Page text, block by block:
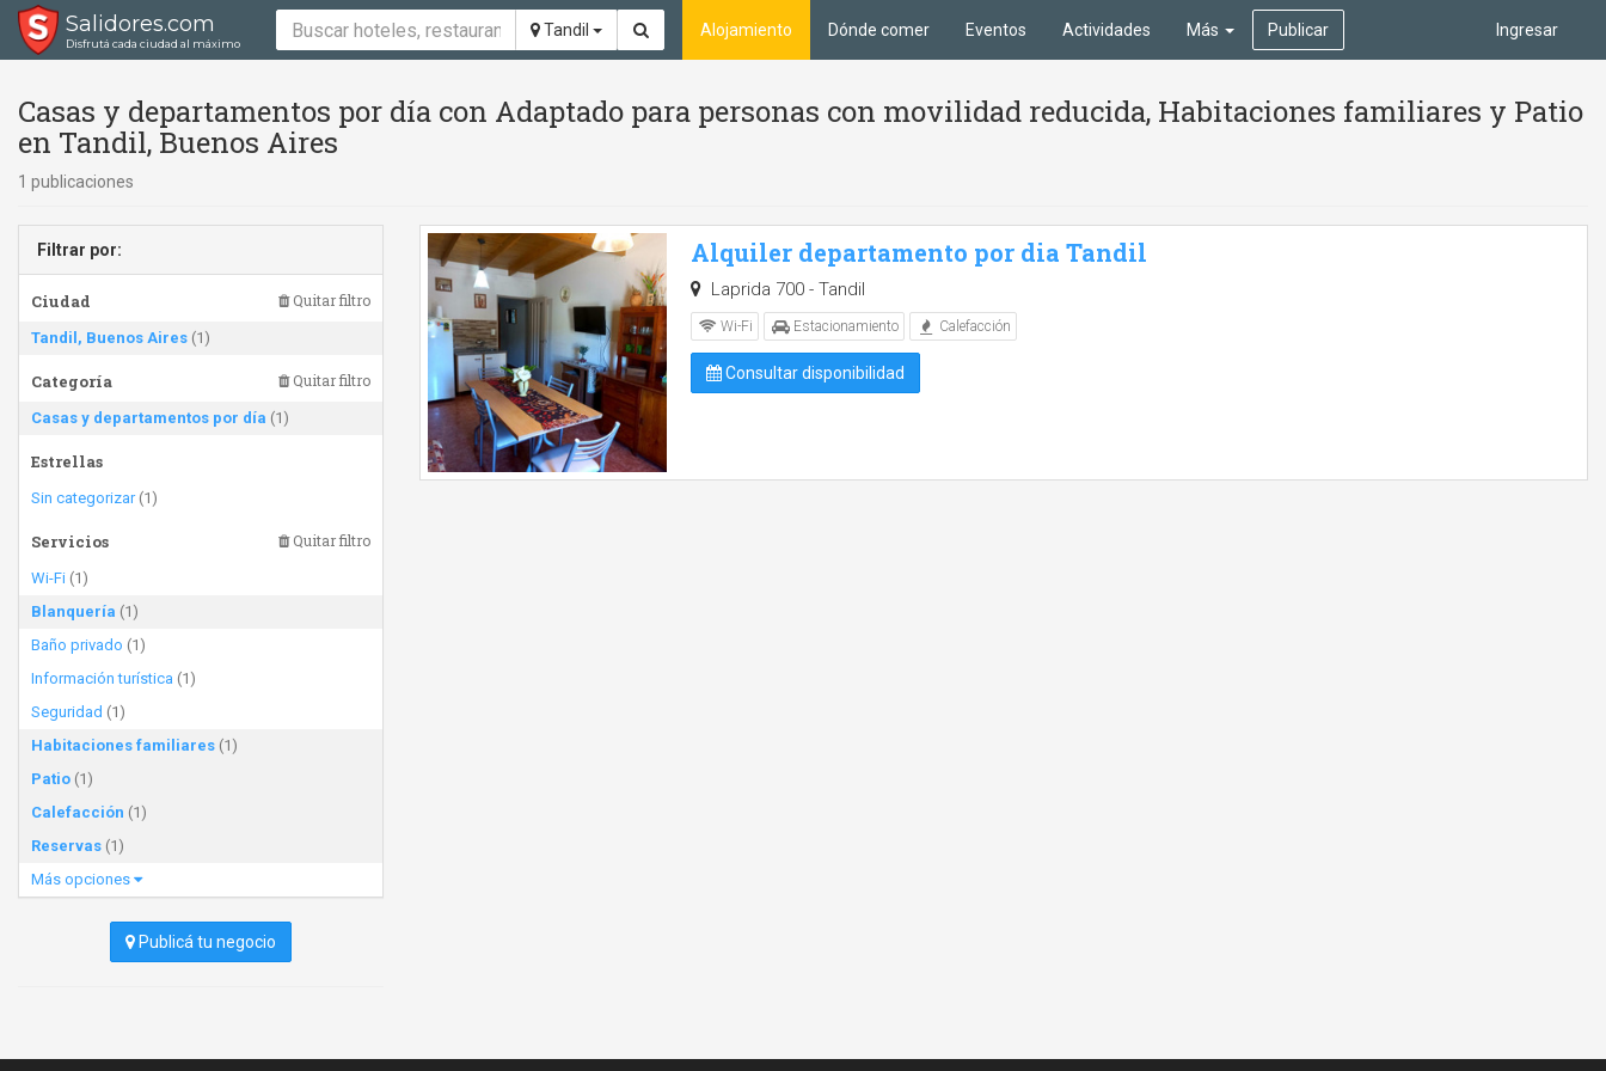
Salidores.com
Disfrutá cada ciudad al máximo
Tandil Ingresar
Alojamiento Dónde comer Eventos Actividades Más Publicar
Casas y departamentos por día con Adaptado para personas con movilidad reducida, Habitaciones familiares y Patio
en Tandil, Buenos Aires
1 publicaciones
Filtrar por:
Ciudad Quitar filtro
Tandil, Buenos Aires (1)
Categoría Quitar filtro
Casas y departamentos por día (1)
Estrellas
Sin categorizar(1)
Servicios Quitar filtro
Wi-Fi (1)
Blanquería (1)
Baño privado (1)
Información turística (1)
Seguridad (1)
Habitaciones familiares (1)
Patio (1)
Calefacción (1)
Reservas (1)
Más opciones
Publicá tu negocio
Alquiler departamento por dia Tandil
Laprida 700 - Tandil
Wi-Fi Estacionamiento Calefacción
Consultar disponibilidad